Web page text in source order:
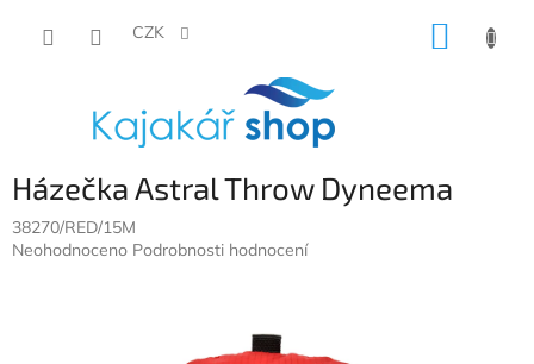
CZK
Házečka Astral Throw Dyneema
38270/RED/15M
Průměrné
Neohodnoceno Podrobnosti hodnocení